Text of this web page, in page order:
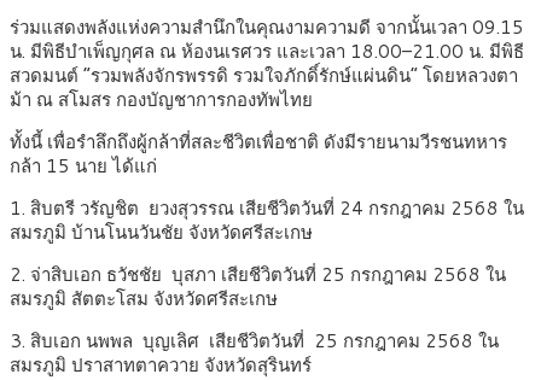
ร่วมแสดงพลังแห่งความสำนึกในคุณงามความดี จากนั้นเวลา 09.15
น. มีพิธีบำเพ็ญกุศล ณ ห้องนเรศวร และเวลา 18.00–21.00 น. มีพิธี
สวดมนต์ “รวมพลังจักรพรรดิ รวมใจภักดิ์รักษ์แผ่นดิน” โดยหลวงตา
ม้า ณ สโมสร กองบัญชาการกองทัพไทย
ทั้งนี้ เพื่อรำลึกถึงผู้กล้าที่สละชีวิตเพื่อชาติ ดังมีรายนามวีรชนทหาร
กล้า 15 นาย ได้แก่
1. สิบตรี วรัญชิต ยวงสุวรรณ เสียชีวิตวันที่ 24 กรกฎาคม 2568 ใน
สมรภูมิ บ้านโนนวันชัย จังหวัดศรีสะเกษ
2. จ่าสิบเอก ธวัชชัย บุสภา เสียชีวิตวันที่ 25 กรกฎาคม 2568 ใน
สมรภูมิ สัตตะโสม จังหวัดศรีสะเกษ
3. สิบเอก นพพล บุญเลิศ เสียชีวิตวันที่ 25 กรกฎาคม 2568 ใน
สมรภูมิ ปราสาทตาควาย จังหวัดสุรินทร์